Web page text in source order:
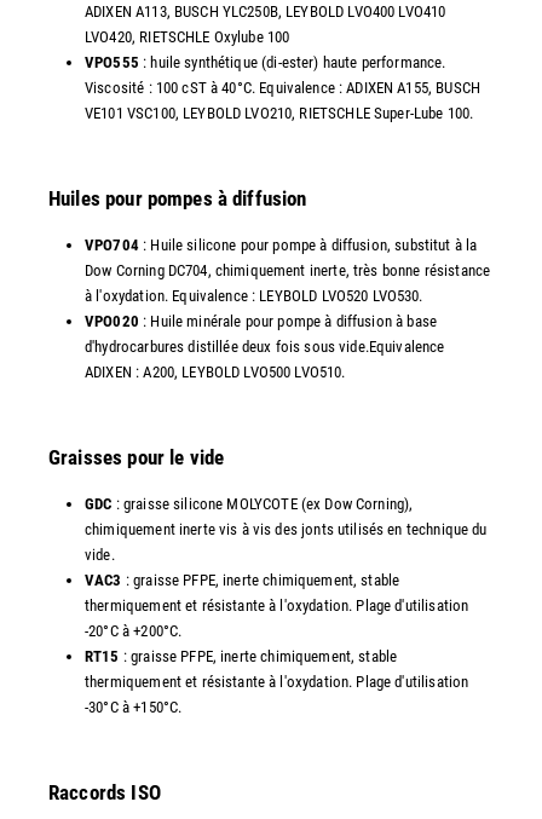
ADIXEN A113, BUSCH YLC250B, LEYBOLD LVO400 LVO410
LVO420, RIETSCHLE Oxylube 100
VPO555 : huile synthétique (di-ester) haute performance.
Viscosité : 100 cST à 40°C. Equivalence : ADIXEN A155, BUSCH
VE101 VSC100, LEYBOLD LVO210, RIETSCHLE Super-Lube 100.
Huiles pour pompes à diffusion
VPO704: Huile silicone pour pompe à diffusion, substitut à la
Dow Corning DC704, chimiquement inerte, très bonne résistance
à l'oxydation. Equivalence : LEYBOLD LVO520 LVO530.
VPO020 : Huile minérale pour pompe à diffusion à base
d'hydrocarbures distillée deux fois sous vide.Equivalence
ADIXEN : A200, LEYBOLD LVO500 LVO510.
Graisses pour le vide
GDC : graisse silicone MOLYCOTE (ex Dow Corning),
chimiquement inerte vis à vis des jonts utilisés en technique du
vide.
VAC3 : graisse PFPE, inerte chimiquement, stable
thermiquement et résistante à l'oxydation. Plage d'utilisation
-20°C à +200°C.
RT15 : graisse PFPE, inerte chimiquement, stable
thermiquement et résistante à l'oxydation. Plage d'utilisation
-30°C à +150°C.
Raccords ISO